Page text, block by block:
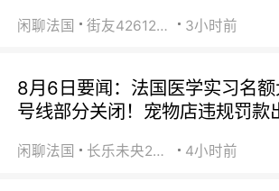
闲聊法国 街友42612092 3小时前
8月6日要闻：法国医学实习名
号线部分关闭！宠物店违规罚款
闲聊法国 长乐未央2015 4小时前